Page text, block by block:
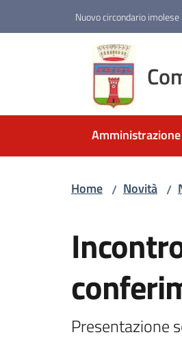
Nuovo circondario imolese
Amministrazione
Home / Novità /
Presentazione